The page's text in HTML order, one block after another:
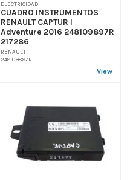
ELECTRICIDAD
CUADRO INSTRUMENTOS
RENAULT CAPTUR I
Adventure 2016 248109897R
217286
RENAULT
248109897R
View